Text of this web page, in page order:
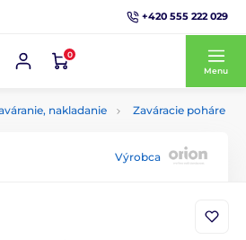
+420 555 222 029
0
Menu
nakladanie Zaváracie poháre
Výrobca